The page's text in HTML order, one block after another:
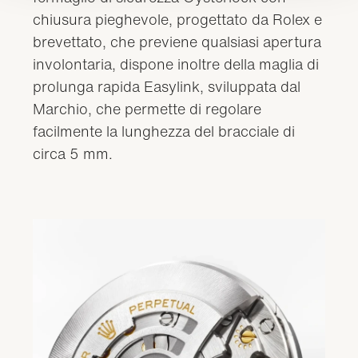
chiusura pieghevole, progettato da Rolex e
brevettato, che previene qualsiasi apertura
involontaria, dispone inoltre della maglia di
prolunga rapida Easylink, sviluppata dal
Marchio, che permette di regolare
facilmente la lunghezza del bracciale di
circa 5 mm.